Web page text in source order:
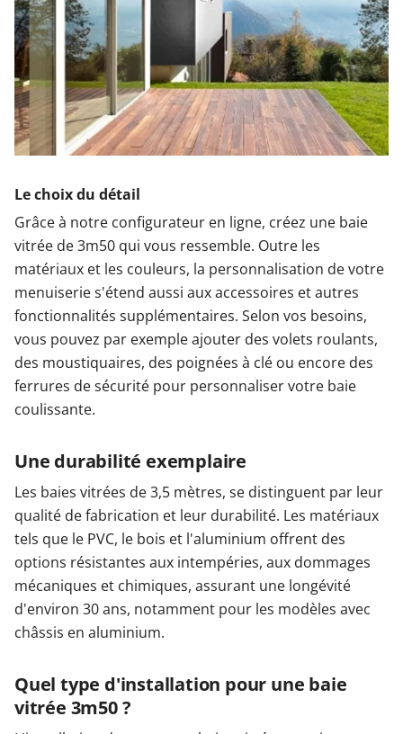
Le choix du détail
Grâce à notre configurateur en ligne, créez une baie
vitrée de 3m50 qui vous ressemble. Outre les
matériaux et les couleurs, la personnalisation de votre
menuiserie s'étend aussi aux accessoires et autres
fonctionnalités supplémentaires. Selon vos besoins,
vous pouvez par exemple ajouter des volets roulants,
des moustiquaires, des poignées à clé ou encore des
ferrures de sécurité pour personnaliser votre baie
coulissante.
Une durabilité exemplaire
Les baies vitrées de 3,5 mètres, se distinguent par leur
qualité de fabrication et leur durabilité. Les matériaux
tels que le PVC, le bois et l'aluminium offrent des
options résistantes aux intempéries, aux dommages
mécaniques et chimiques, assurant une longévité
d'environ 30 ans, notamment pour les modèles avec
châssis en aluminium.
Quel type d'installation pour une baie
vitrée 3m50 ?